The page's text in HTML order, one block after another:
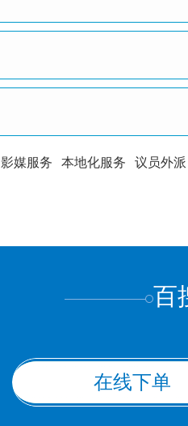
影媒服务 本地化服务 议员外派
百
在线下单